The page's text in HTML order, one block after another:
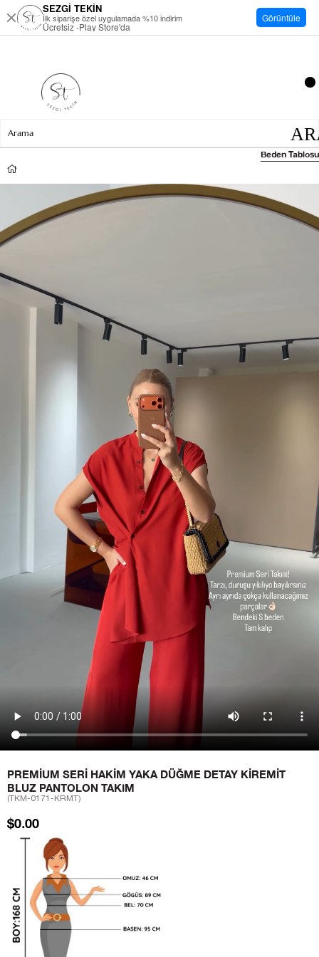
PREMIUM SERI HAKIM YAKA DÜĞME DETAY KIREMIT
BLUZ PANTOLON TAKIM
(TKM-0171-KRMT)
$0.00
Beden Tablosu
SEZGİ TEKİN
İlk siparişe özel uygulamada %10 indirim
Ücretsiz -Play Store'da
Görüntüle